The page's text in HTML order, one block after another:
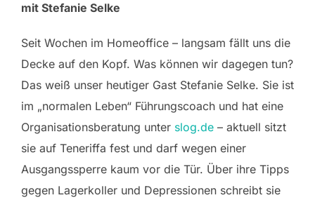
mit Stefanie Selke
Seit Wochen im Homeoffice – langsam fällt uns die
Decke auf den Kopf. Was können wir dagegen tun?
Das weiß unser heutiger Gast Stefanie Selke. Sie ist
im „normalen Leben“ Führungscoach und hat eine
Organisationsberatung unter slog.de – aktuell sitzt
sie auf Teneriffa fest und darf wegen einer
Ausgangssperre kaum vor die Tür. Über ihre Tipps
gegen Lagerkoller und Depressionen schreibt sie